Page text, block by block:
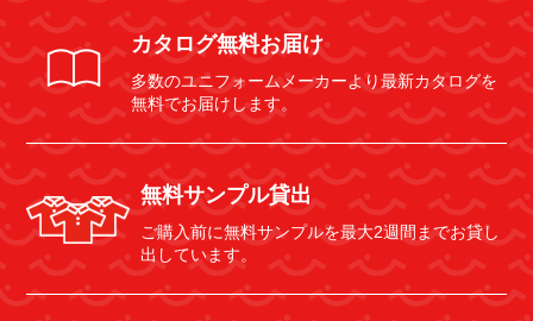
カタログ無料お届け
多数のユニフォームメーカーより最新カタログを
無料でお届けします。
無料サンプル貸出
ご購入前に無料サンプルを最大2週間までお貸し
出しています。